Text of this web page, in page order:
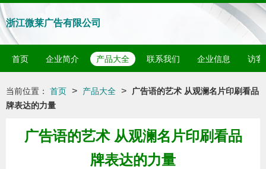
浙江微莱广告有限公司
首页 企业简介 产品大全 联系我们 企业信息 访客
当前位置： 首页 > 产品大全 >
广告语的艺术 从观澜名片印刷看品
牌表达的力量
广告语的艺术 从观澜名片印刷看品
牌表达的力量